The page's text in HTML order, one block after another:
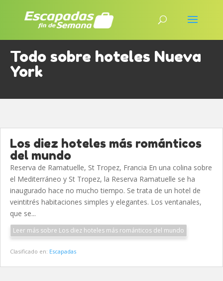
Todo sobre hoteles Nueva
York
Los diez hoteles más románticos
del mundo
Reserva de Ramatuelle, St Tropez, Francia En una colina sobre
el Mediterráneo y St Tropez, la Reserva Ramatuelle se ha
inaugurado hace no mucho tiempo. Se trata de un hotel de
veintitrés habitaciones simples y elegantes. Los ventanales,
que se...
Leer más sobre Los diez hoteles más románticos del mundo
Clasificado en: Escapadas